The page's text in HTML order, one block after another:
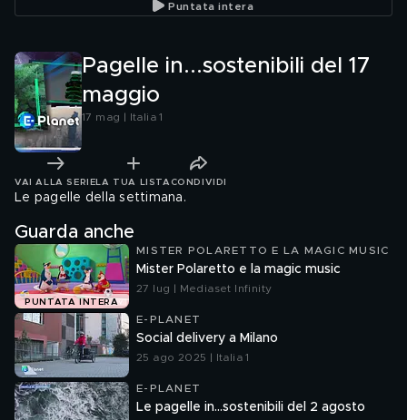
Puntata intera
Pagelle in...sostenibili del 17
maggio
17 mag | Italia 1
VAI ALLA SERIE LA TUA LISTA CONDIVIDI
Le pagelle della settimana.
Guarda anche
PUNTATA INTERA
MISTER POLARETTO E LA MAGIC MUSIC
Mister Polaretto e la magic music
27 lug | Mediaset Infinity
E-PLANET
Social delivery a Milano
25 ago 2025 | Italia 1
E-PLANET
Le pagelle in…sostenibili del 2 agosto